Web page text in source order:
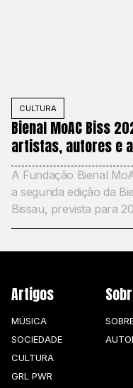
CULTURA
Bienal MoAC Biss
artistas, autores e
A Fundação Bienal
a segunda edição da
Bissau, prevista para
Artigos
MÚSICA
SOCIEDADE
CULTURA
GRL PWR